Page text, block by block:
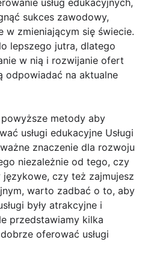
usług edukacyjnych,
sukces zawodowy,
w zmieniającym się świecie.
lepszego jutra, dlatego
w nią i rozwijanie ofert
odpowiadać na aktualne
metody aby
usługi edukacyjne Usługi
znaczenie dla rozwoju
niezależnie od tego, czy
językowe, czy też zajmujesz
warto zadbać o to, aby
były atrakcyjne i
przedstawiamy kilka
oferować usługi